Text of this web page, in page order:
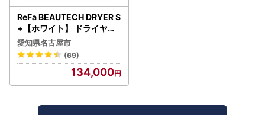
ReFa BEAUTECH DRYER S
+【ホワイト】 ドライヤー
美容 家電 ドライヤー リフ
ァ
愛知県名古屋市
(69)
134,000